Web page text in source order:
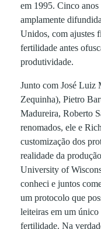
em 1995. Cinco anos
amplamente
Unidos, com ajustes
fertilidade antes
produtividade.
Junto com José Luiz
Zequinha), Pietro
Madureira, Roberto
renomados, ele e
customização dos
realidade da
University of
conheci e juntos
um protocolo que
leiteiras em um único
fertilidade. Na